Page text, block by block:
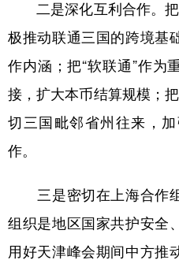
二是深化互利合作。把“
极推动联通三国的跨境基
作内涵；把“软联通”作为
接，扩大本币结算规模；
切三国毗邻省州往来，
作。
三是密切在上海合作组
组织是地区国家共护安全
用好天津峰会期间中方推